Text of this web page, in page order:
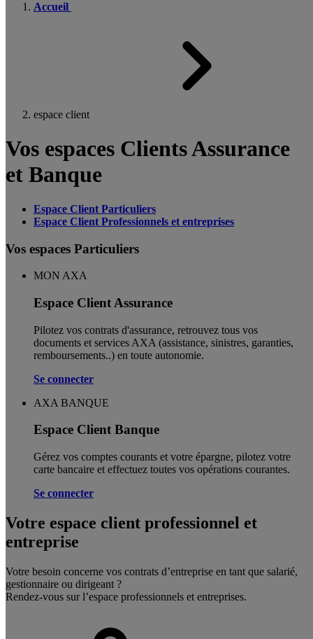
Accueil
espace client
Vos espaces Clients Assurance
et Banque
Espace Client Particuliers
Espace Client Professionnels et entreprises
Vos espaces Particuliers
MON AXA
Espace Client Assurance
Pilotez vos contrats d'assurance, retrouvez tous vos
documents et services AXA (assistance, sinistres, garanties,
remboursements..) en toute autonomie. ​
Se connecter
AXA BANQUE
Espace Client Banque
Gérez vos comptes courants et votre épargne, pilotez votre
carte bancaire et effectuez toutes vos opérations courantes.
Se connecter
Votre espace client professionnel et
entreprise
Votre besoin concerne vos contrats d’entreprise en tant que salarié,
gestionnaire ou dirigeant ?
Rendez-vous sur l’espace professionnels et entreprises.